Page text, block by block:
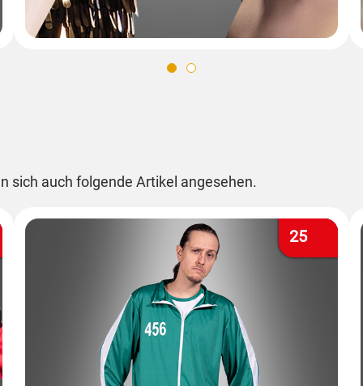
sich auch folgende Artikel angesehen.
25